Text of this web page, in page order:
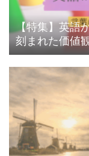
【特集】英語
刻まれた価値